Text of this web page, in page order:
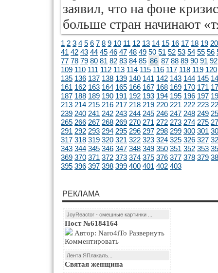
заявил, что на фоне
больше стран начинают
1 2 3 4 5 6 7 8 9 10 11 12 13 14 15 16 17 18 19 20
41 42 43 44 45 46 47 48 49 50 51 52 53 54 55 56
77 78 79 80 81 82 83 84 85 86 87 88 89 90 91 92
109 110 111 112 113 114 115 116 117 118 119 120
135 136 137 138 139 140 141 142 143 144 145
161 162 163 164 165 166 167 168 169 170 171
187 188 189 190 191 192 193 194 195 196 197
213 214 215 216 217 218 219 220 221 222 223
239 240 241 242 243 244 245 246 247 248 249
265 266 267 268 269 270 271 272 273 274 275
291 292 293 294 295 296 297 298 299 300 301
317 318 319 320 321 322 323 324 325 326 327
343 344 345 346 347 348 349 350 351 352 353
369 370 371 372 373 374 375 376 377 378 379
395 396 397 398 399 400 401 402 403
РЕКЛАМА
JoyReactor - смешные картинки ...
Пост №6184164
Комментировать
Лента ЯПлакалъ...
Святая женщина